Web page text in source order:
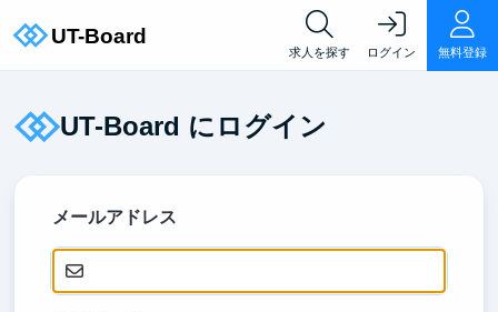
求人を探す ログイン 無料登録
UT-Board にログイン
メールアドレス